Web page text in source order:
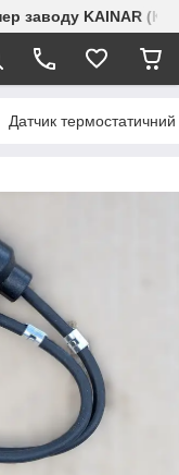
заводу KAINAR
Датчик